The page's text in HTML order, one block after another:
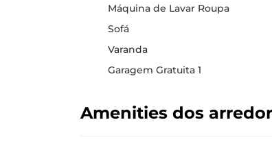
Máquina de Lavar Roupa
Sofá
Varanda
Garagem Gratuita 1
Amenities dos